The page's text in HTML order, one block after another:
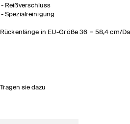
Reißverschluss
Spezialreinigung
Rückenlänge in EU-Größe 36 = 58,4 cm/
Tragen sie dazu